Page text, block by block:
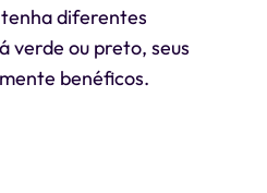
diferentes
verde ou preto, seus
benéficos.